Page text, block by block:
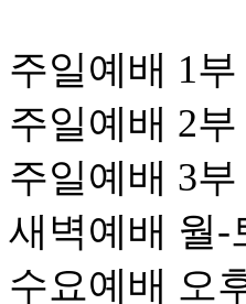
주일예배 1부
주일예배 2부
주일예배 3부
새벽예배 월-
수요예배 오